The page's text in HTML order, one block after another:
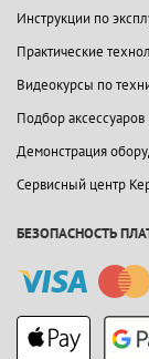
Инструкции по
Практические
Видеокурсы по
Подбор аксессуаров
Демонстрация
Сервисный центр
БЕЗОПАСНОСТЬ